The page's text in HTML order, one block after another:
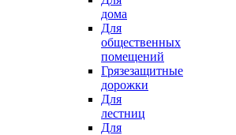
дома
Для
общественных
помещений
Грязезащитные
дорожки
Для
лестниц
Для